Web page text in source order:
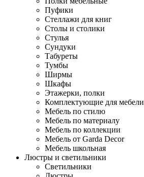
Пуфики
Стеллажи для книг
Столы и столики
Стулья
Сундуки
Табуреты
Тумбы
Ширмы
Шкафы
Этажерки, полки
Комплектующие для мебели
Мебель по стилю
Мебель по материалу
Мебель по коллекции
Мебель от Garda Decor
Мебель школьная
Люстры и светильники
Светильники